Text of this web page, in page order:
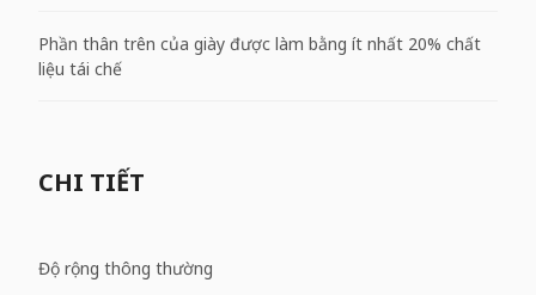
Phần thân trên của giày được làm bằng ít nhất 20% chất
liệu tái chế
CHI TIẾT
Độ rộng thông thường